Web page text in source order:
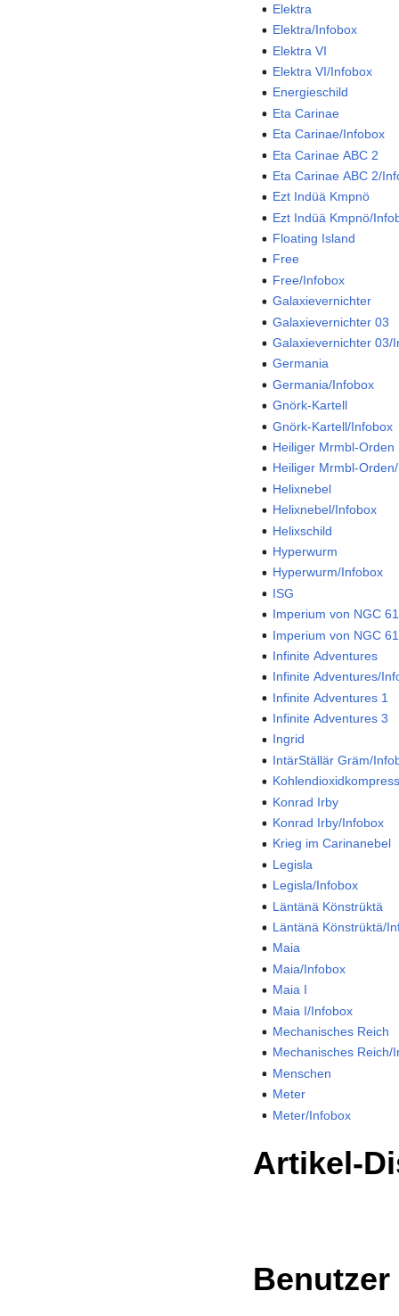
Elektra
Elektra/Infobox
Elektra VI
Elektra VI/Infobox
Energieschild
Eta Carinae
Eta Carinae/Infobox
Eta Carinae ABC 2
Eta Carinae ABC 2/
Ezt Indüä Kmpnö
Ezt Indüä Kmpnö/
Floating Island
Free
Free/Infobox
Galaxievernichter
Galaxievernichter 03
Galaxievernichter 03/
Germania
Germania/Infobox
Gnörk-Kartell
Gnörk-Kartell/Infobox
Heiliger Mrmbl-Orden
Heiliger Mrmbl-
Helixnebel
Helixnebel/Infobox
Helixschild
Hyperwurm
Hyperwurm/Infobox
ISG
Imperium von NGC
Imperium von NGC
Infinite Adventures
Infinite Adventures/
Infinite Adventures 1
Infinite Adventures 3
Ingrid
IntärStällär Gräm/
Konrad Irby
Konrad Irby/Infobox
Krieg im Carinanebel
Legisla
Legisla/Infobox
Läntänä Könstrüktä
Läntänä Könstrüktä/
Maia
Maia/Infobox
Maia I
Maia I/Infobox
Mechanisches Reich
Mechanisches Reich/
Menschen
Meter
Meter/Infobox
Artikel-
Benutzer